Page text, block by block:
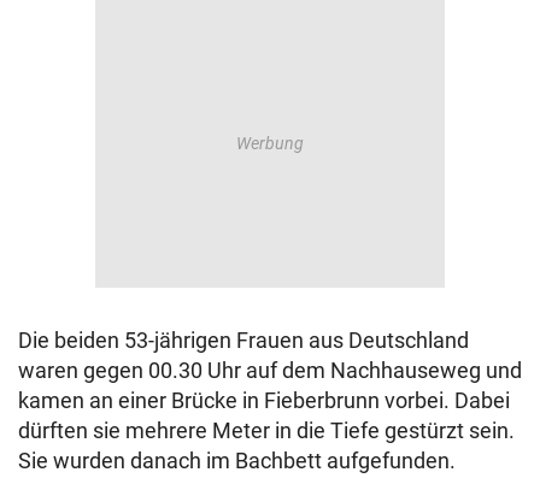
Die beiden 53-jährigen Frauen aus Deutschland
waren gegen 00.30 Uhr auf dem Nachhauseweg und
kamen an einer Brücke in Fieberbrunn vorbei. Dabei
dürften sie mehrere Meter in die Tiefe gestürzt sein.
Sie wurden danach im Bachbett aufgefunden.